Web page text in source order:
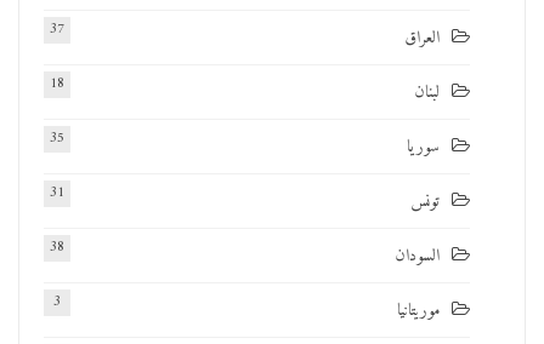
العراق 37
لبنان 18
سوريا 35
تونس 31
السودان 38
موريتانيا 3